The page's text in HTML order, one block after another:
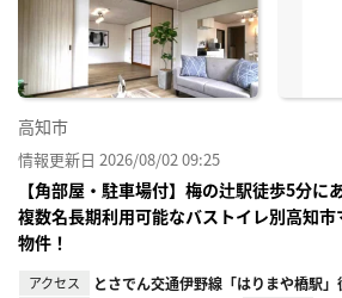
高知市
情報更新日 2026/08/02 09:25
【角部屋・駐車場付】梅の辻駅徒歩5分に
複数名長期利用可能なバストイレ別高知
物件！
アクセス とさでん交通伊野線「はりまや橋駅